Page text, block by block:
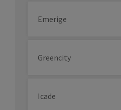
Emerige
Greencity
Icade